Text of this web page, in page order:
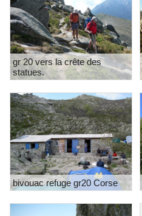
gr 20 vers la crête des
statues.
bivouac refuge gr20 Corse